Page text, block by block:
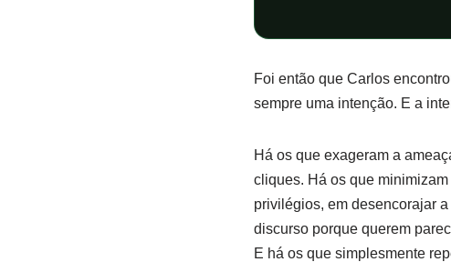
Foi então que Carlos
sempre uma intenção. E a
Há os que exageram a
cliques. Há os que
privilégios, em desencorajar
discurso porque querem
E há os que simplesmente